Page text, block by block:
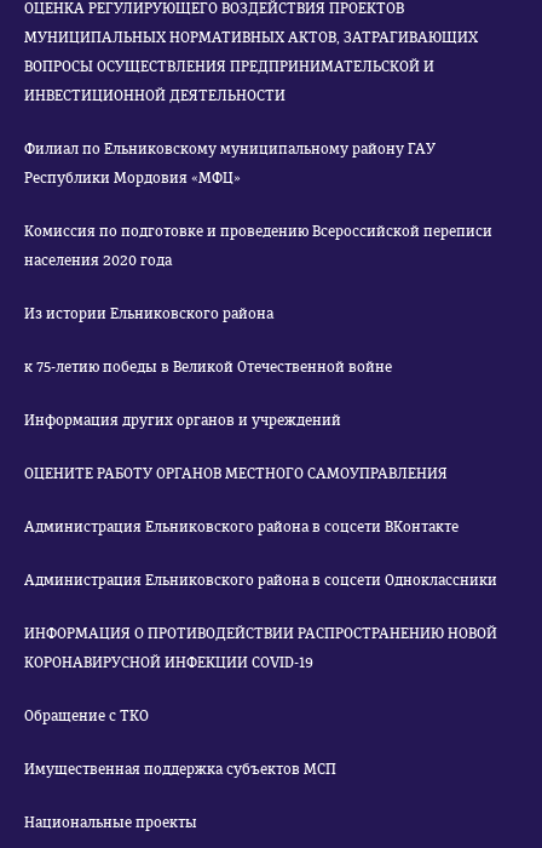
ОЦЕНКА РЕГУЛИРУЮЩЕГО ВОЗДЕЙСТВИЯ ПРОЕКТОВ
МУНИЦИПАЛЬНЫХ НОРМАТИВНЫХ АКТОВ, ЗАТРАГИВАЮЩИХ
ВОПРОСЫ ОСУЩЕСТВЛЕНИЯ ПРЕДПРИНИМАТЕЛЬСКОЙ И
ИНВЕСТИЦИОННОЙ ДЕЯТЕЛЬНОСТИ
Филиал по Ельниковскому муниципальному району ГАУ
Республики Мордовия «МФЦ»
Комиссия по подготовке и проведению Всероссийской переписи
населения 2020 года
Из истории Ельниковского района
к 75-летию победы в Великой Отечественной войне
Информация других органов и учреждений
ОЦЕНИТЕ РАБОТУ ОРГАНОВ МЕСТНОГО САМОУПРАВЛЕНИЯ
Администрация Ельниковского района в соцсети ВКонтакте
Администрация Ельниковского района в соцсети Одноклассники
ИНФОРМАЦИЯ О ПРОТИВОДЕЙСТВИИ РАСПРОСТРАНЕНИЮ НОВОЙ
КОРОНАВИРУСНОЙ ИНФЕКЦИИ COVID-19
Обращение с ТКО
Имущественная поддержка субъектов МСП
Национальные проекты